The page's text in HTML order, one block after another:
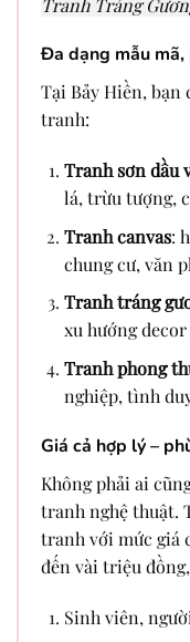
Đa dạng mẫu mã,
Tại Bảy Hiền, bạn
tranh:
Tranh sơn dầu
lá, trừu tượng,
Tranh canvas:
chung cư, văn
Tranh tráng
xu hướng decor
Tranh phong
nghiệp, tình
Giá cả hợp lý –
Không phải ai
tranh nghệ thuật.
tranh với mức giá
đến vài triệu
Sinh viên,